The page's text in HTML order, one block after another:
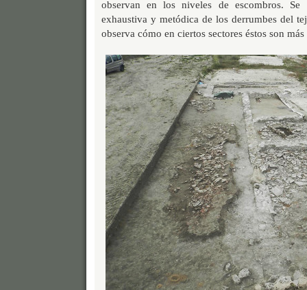
observan en los niveles de escombros.
exhaustiva y metódica de los derrumbes del
observa cómo en ciertos sectores éstos son